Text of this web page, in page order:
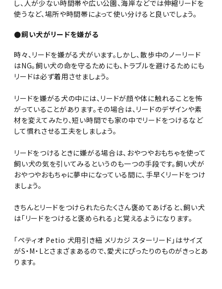
し、人が少ない時間帯や広い公園、海岸などでは伸縮リードを
使うなど、場所や時間帯によって使い分けると良いでしょう。
●飼い犬がリードを嫌がる
時々、リードを嫌がる犬がいます。しかし、散歩中のノーリード
はNG。飼い犬の命を守るためにも、トラブルを避けるためにも
リードは必ず着用させましょう。
リードを嫌がる犬の中には、リードが顔や体に触れることを怖
がっていることがあります。その場合は、リードのデザインや素
材を変えてみたり、短い時間でも家の中でリードをつけるなど
して慣れさせる工夫をしましょう。
リードをつけるときに嫌がる場合は、おやつやおもちゃを使って
飼い犬の気を引いてみるというのも一つの手段です。飼い犬が
おやつやおもちゃに夢中になっている間に、手早くリードをつけ
ましょう。
きちんとリードをつけられたらたくさん褒めてあげると、飼い犬
は「リードをつけると褒められる」と覚えるようになります。
「ペティオ Petio 犬用引き紐 メリカジ スターリード」はサイズ
がS・M・Lとさまざまあるので、愛犬にぴったりのものがきっとあ
ります。